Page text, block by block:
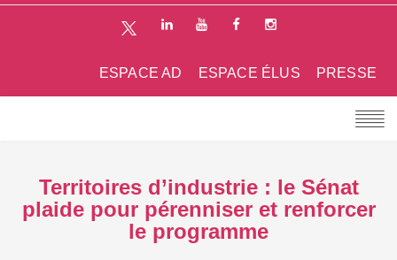
PRESSE
ESPACE ÉLUS
ESPACE AD
Territoires d’industrie : le Sénat
plaide pour pérenniser et renforcer
le programme